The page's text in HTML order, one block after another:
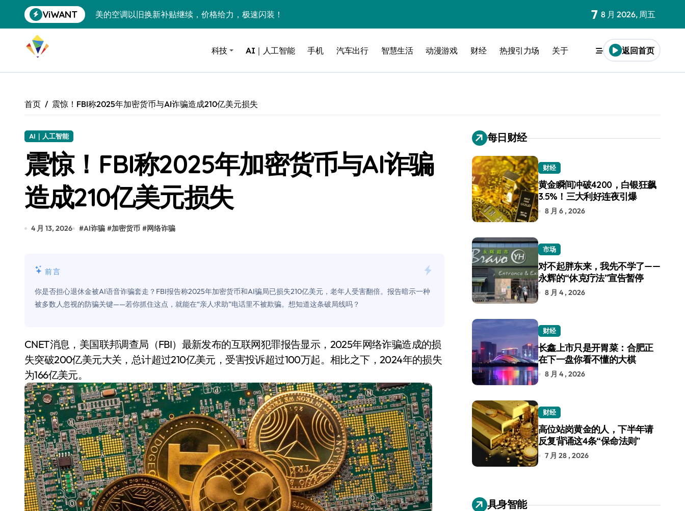
到
ViWANT
美的空调以旧换新补贴继续，价格给力，极速闪装！
黄金瞬间冲破4200，白银狂飙3.5%！三大利好连夜引爆
特斯拉中国卖第五，丰田一季净赚两个比亚迪——中国车企该醒醒了
Xbox七月大崩盘：裁员3200、卖工作室、网络瘫了，微软这次真急了
谷歌DeepMind创始人辞去CEO，但继续“垂帘听政”？
全球最小U盘，容量却碾压iPhone 17顶配？闪迪这波操作太狠了
400层堆叠、性能翻倍 三星把最新存储技术给了AI
别再用汽车USB给MacBook充电了！老司机教你3招真·快充
Windows 11家庭版和专业版，选错真的会后悔吗？
你的U盘格式对了吗？详解exFAT和NTFS的终极对决
维修店最怕的“作死”操作：把手机塞冰箱，你中招了吗？
轻到忽略不计 大疆Mini 2S内录实测，值不值得冲？
从“卖电视”到“定规则”：海信拿下RGB-Mini LED全球话语权
对不起胖东来，我先不学了——永辉的“休克疗法”宣告暂停
国际首次！中国钙钛矿探测器太空“开箱”，一边探测射线一边光伏发电
小米涨价！K90跳上3099，小米17标准版逼近4800
长鑫上市只是开胃菜：合肥正在下一盘你看不懂的大棋
7 8 月 2026, 周五
科技 AI｜人工智能 手机 汽车出行 智慧生活 动漫游戏 财经 热搜引力场 关于 返回首页
首页 震惊！FBI称2025年加密货币与AI诈骗造成210亿美元损失
AI｜人工智能
震惊！FBI称2025年加密货币与AI诈骗
造成210亿美元损失
4 月 13, 2026 #AI诈骗 #加密货币 #网络诈骗
前言
你是否担心退休金被AI语音诈骗套走？FBI报告称2025年加密货币和AI骗局已损失210亿美元，老年人受害翻倍。报告暗示一种
被多数人忽视的防骗关键——若你抓住这点，就能在“亲人求助”电话里不被欺骗。想知道这条破局线吗？
CNET消息，美国联邦调查局（FBI）最新发布的互联网犯罪报告显示，2025年网络诈骗造成的损
失突破200亿美元大关，总计超过210亿美元，受害投诉超过100万起。相比之下，2024年的损失
为166亿美元。
每日财经
财经
黄金瞬间冲破4200，白银狂飙
3.5%！三大利好连夜引爆
8 月 6 , 2026
市场
对不起胖东来，我先不学了——
永辉的“休克疗法”宣告暂停
8 月 4 , 2026
财经
长鑫上市只是开胃菜：合肥正
在下一盘你看不懂的大棋
8 月 4 , 2026
财经
高位站岗黄金的人，下半年请
反复背诵这4条“保命法则”
7 月 28 , 2026
具身智能